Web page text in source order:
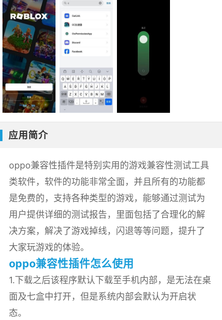
应用简介
oppo兼容性插件是特别实用的游戏兼容性测试工具
类软件，软件的功能非常全面，并且所有的功能都
是免费的，支持各种类型的游戏，能够通过测试为
用户提供详细的测试报告，里面包括了合理化的解
决方案，解决了游戏掉线，闪退等等问题，提升了
大家玩游戏的体验。
oppo兼容性插件怎么使用
1.下载之后该程序默认下载至手机内部，是无法在桌
面及七盒中打开，但是系统内部会默认为开启状
态。